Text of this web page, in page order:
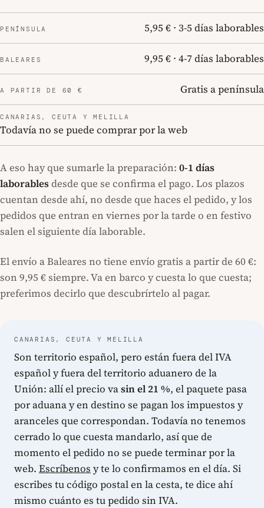
PENÍNSULA 5,95 € · 3-5 días laborables
BALEARES 9,95 € · 4-7 días laborables
A PARTIR DE 60 € Gratis a península
CANARIAS, CEUTA Y MELILLA
Todavía no se puede comprar por la web
A eso hay que sumarle la preparación: 0-1 días
laborablesdesde que se confirma el pago. Los plazos
cuentan desde ahí, no desde que haces el pedido, y los
pedidos que entran en viernes por la tarde o en festivo
salen el siguiente día laborable.
El envío a Baleares no tiene envío gratis a partir de 60 €:
son 9,95 € siempre. Va en barco y cuesta lo que cuesta;
preferimos decirlo que descubrírtelo al pagar.
CANARIAS, CEUTA Y MELILLA
Son territorio español, pero están fuera del IVA
español y fuera del territorio aduanero de la
Unión: allí el precio vasin el 21 %, el paquete pasa
por aduana y en destino se pagan los impuestos y
aranceles que correspondan. Todavía no tenemos
cerrado lo que cuesta mandarlo, así que de
momento el pedido no se puede terminar por la
web. Escríbenos y te lo confirmamos en el día. Si
escribes tu código postal en la cesta, te dice ahí
mismo cuánto es tu pedido sin IVA.